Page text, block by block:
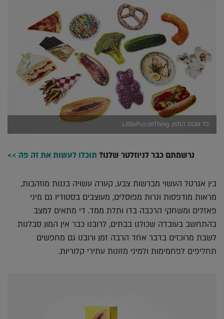
כל אבות המזון, LittlePuzzleThing
נרשמתם כבר לניוזלטר שלנו? תוכלו לעשות את זה פה >>
בין אגרטל העשוי מברשות צבע, קערה עשויה בננות מוזהבות,
מראות מודפסות ונרות מפוסלים, מעוצבים בסטודיו גם מיני
פאזלים ומשחקי הרכבה בדו ותלת ממד. די מתאים למצב
בהתחשב בעובדה שכולנו בבתים, לרובנו כבר אין המון סבלנות
לשבת מרוכזים בדבר אחד הרבה זמן ורובנו גם מחפשים
תחליפים לפחמימות ולמיני מזונות עתירי קלוריות.